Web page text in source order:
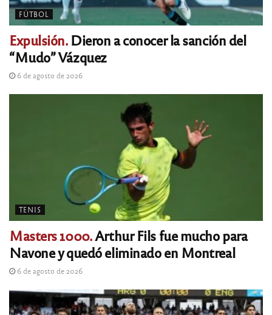
FÚTBOL
Expulsión.Dieron a conocer la sanción del
“Mudo” Vázquez
6 de agosto de 2026
TENIS
Masters 1000.Arthur Fils fue mucho para
Navone y quedó eliminado en Montreal
6 de agosto de 2026